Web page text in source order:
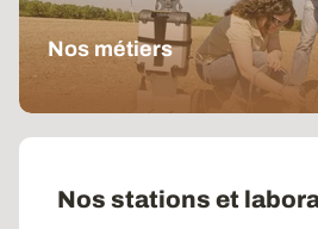
Nos métiers
ARVALIS cultive ses talents !
collaborateurs de l’institut pour
Nos stations et